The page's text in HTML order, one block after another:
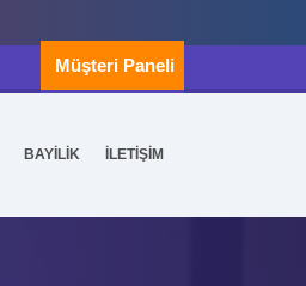
Müşteri Paneli
BAYİLİK İLETİŞİM